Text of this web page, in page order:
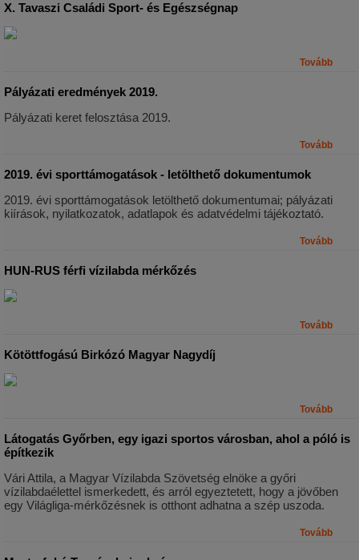
X. Tavaszi Családi Sport- és Egészségnap
Tovább
Pályázati eredmények 2019.
Pályázati keret felosztása 2019.
Tovább
2019. évi sporttámogatások - letölthető dokumentumok
2019. évi sporttámogatások letölthető dokumentumai; pályázati
kiírások, nyilatkozatok, adatlapok és adatvédelmi tájékoztató.
Tovább
HUN-RUS férfi vízilabda mérkőzés
Tovább
Kötöttfogású Birkózó Magyar Nagydíj
Tovább
Látogatás Győrben, egy igazi sportos városban, ahol a póló is
építkezik
Vári Attila, a Magyar Vízilabda Szövetség elnöke a győri
vízilabdaélettel ismerkedett, és arról egyeztetett, hogy a jövőben
egy Világliga-mérkőzésnek is otthont adhatna a szép uszoda.
Tovább